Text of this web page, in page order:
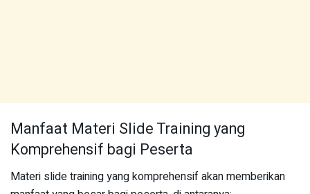
Manfaat Materi Slide Training yang
Komprehensif bagi Peserta
Materi slide training yang komprehensif akan memberikan